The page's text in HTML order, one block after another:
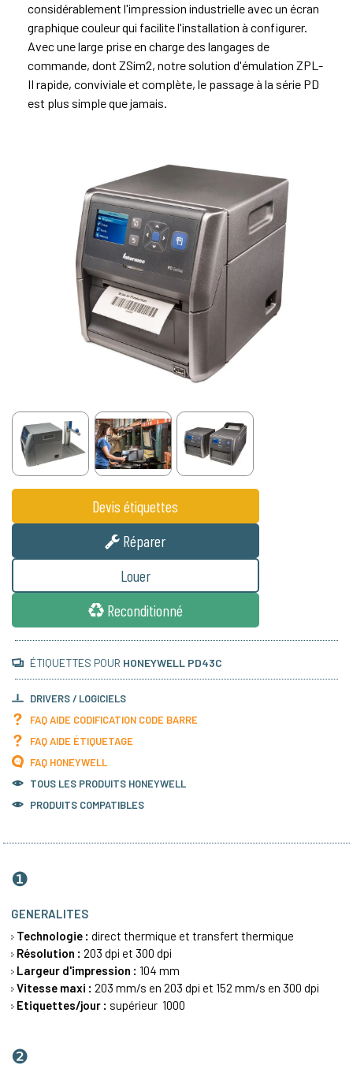
Devis étiquettes
Réparer
Louer
Reconditionné
ÉTIQUETTES POUR HONEYWELL PD43C
DRIVERS / LOGICIELS
FAQ AIDE CODIFICATION CODE BARRE
FAQ AIDE ÉTIQUETAGE
FAQ HONEYWELL
TOUS LES PRODUITS HONEYWELL
PRODUITS COMPATIBLES
considérablement l'impression industrielle avec un écran
graphique couleur qui facilite l'installation à configurer.
Avec une large prise en charge des langages de
commande, dont ZSim2, notre solution d'émulation ZPL-
II rapide, conviviale et complète, le passage à la série PD
est plus simple que jamais.
❶
GENERALITES
Technologie : direct thermique et transfert thermique
Résolution : 203 dpi et 300 dpi
Largeur d'impression : 104 mm
Vitesse maxi : 203 mm/s en 203 dpi et 152 mm/s en 300 dpi
Etiquettes/jour : supérieur 1000
❷